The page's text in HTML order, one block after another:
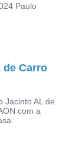
Paulo
de Carro
Jacinto AL de
com a